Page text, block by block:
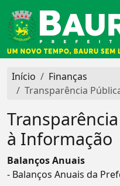
Início
Finanças
Transparência
à Informação
Balanços Anuais
- Balanços Anuais da